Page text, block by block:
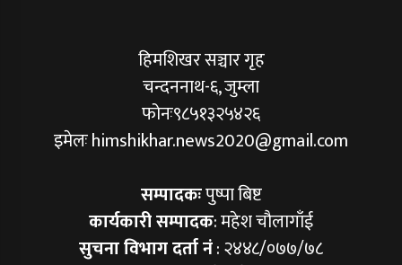
हिमशिखर सञ्चार गृह
चन्दननाथ-६, जुम्ला
फोनः९८५१३२५४२६
इमेलः himshikhar.news2020@gmail.com
सम्पादकःपुष्पा बिष्ट
कार्यकारी सम्पादक: महेश चौलागाँई
सुचना विभाग दर्ता नं: २४४८/०७७/७८